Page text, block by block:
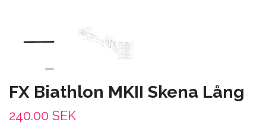
FX Biathlon MKII Skena Lång
240.00 SEK